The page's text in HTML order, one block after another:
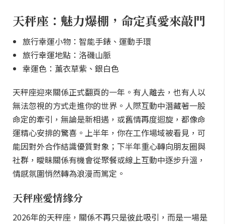
天秤座：魅力爆棚，命定真愛來敲門
旅行幸運小物：智能手錶、運動手環
旅行幸運地點：洛磯山脈
幸運色：薰衣草紫、銀白色
天秤座迎來關係正式翻頁的一年。有人離去，也有人以
無法忽視的方式走進你的世界。人際互動中潛藏著一股
命定的牽引，無論是新相遇，或舊情再度迴旋，都像命
運精心安排的驚喜。上半年，你在工作場域被看見，可
能因對外合作結識優質對象；下半年重心轉向朋友圈與
社群，曖昧關係有機會從聚餐或線上互動中逐步升溫，
情感氛圍悄然轉為浪漫而篤定。
天秤座愛情緣分
2026年的天秤座，關係不再只是彼此吸引，而是一場是